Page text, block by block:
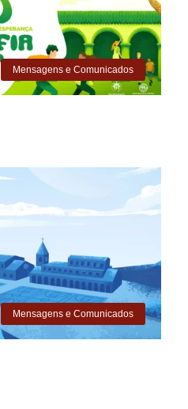
Mensagens e Comunicados
Mensagens e Comunicados